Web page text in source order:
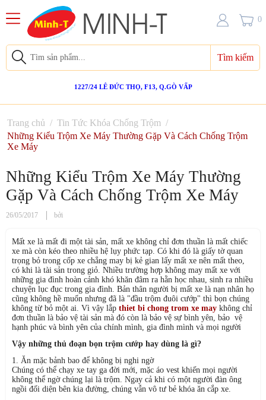
Tìm kiếm
1227/24 LÊ ĐỨC THỌ, F13, Q.GÒ VẤP
0
Trang chủ / Tin Tức Khóa Chống Trộm /
Những Kiểu Trộm Xe Máy Thường Gặp Và Cách Chống Trộm
Xe Máy
Những Kiểu Trộm Xe Máy Thường
Gặp Và Cách Chống Trộm Xe Máy
26/05/2017 bởi
Mất xe là mất đi một tài sản, mất xe không chỉ đơn thuần là mất chiếc
xe mà còn kéo theo nhiều hệ lụy phức tạp. Có khi đó là giấy tờ quan
trọng bỏ trong cốp xe chẳng may bị kẻ gian lấy mất xe nên mất theo,
có khi là tài sản trong giỏ. Nhiều trường hợp không may mất xe với
những gia đình hoàn cảnh khó khăn đâm ra hằn học nhau, sinh ra nhiều
chuyện lục đục trong gia đình. Bản thân người bị mất xe là nạn nhân họ
cũng không hề muốn nhưng đã là "đầu trộm đuôi cướp" thì bọn chúng
không từ bỏ một ai. Vì vậy lắp thiet bi chong trom xe may không chỉ
đơn thuần là bảo vệ tài sản mà đó còn là bảo vệ sự bình yên, bảo vệ
hạnh phúc và bình yên của chính mình, gia đình mình và mọi người
Vậy những thủ đoạn bọn trộm cướp hay dùng là gì?
1. Ăn mặc bảnh bao để không bị nghi ngờ
Chúng có thể chạy xe tay ga đời mới, mặc áo vest khiến mọi người
không thể ngờ chúng lại là trộm. Ngay cả khi có một người đàn ông
ngồi đối diện bên kia đường, chúng vẫn vô tư bẻ khóa ăn cắp xe.